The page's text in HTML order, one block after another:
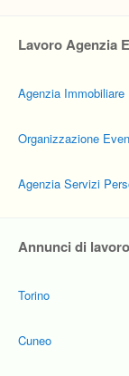
Lavoro Agenzia
Agenzia Immobiliare
Organizzazione
Agenzia Servizi
Annunci di
Torino
Cuneo